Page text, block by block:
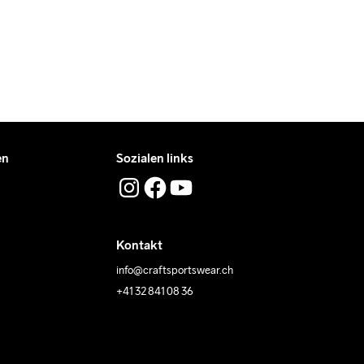
Sozialen links
Kontakt
info@craftsportswear.ch
+41 32 841 08 36